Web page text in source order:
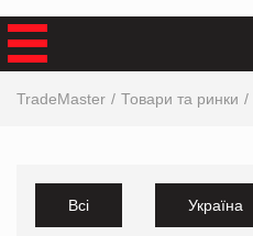
TradeMaster Товари та ринки
Всі Україна